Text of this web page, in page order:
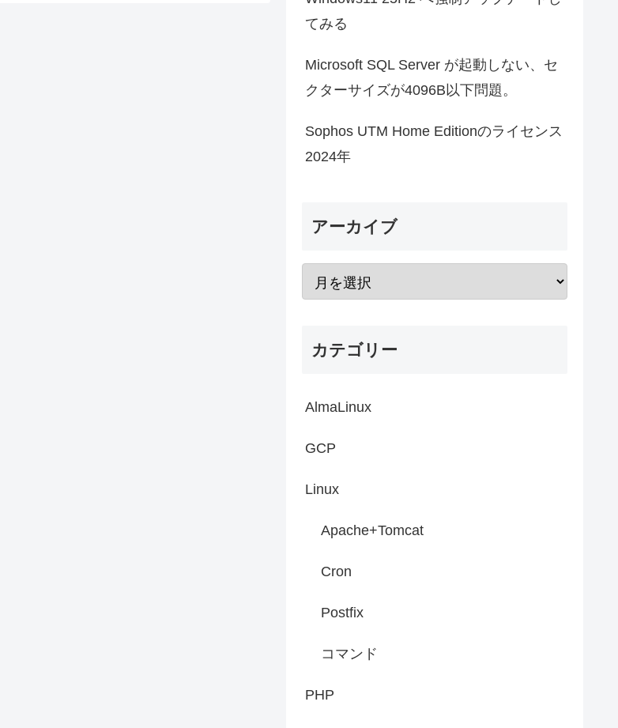
てみる
Microsoft SQL Server が起動しない、セ
クターサイズが4096B以下問題。
Sophos UTM Home Editionのライセンス
2024年
アーカイブ
カテゴリー
AlmaLinux
GCP
Linux
Apache+Tomcat
Cron
Postfix
コマンド
PHP